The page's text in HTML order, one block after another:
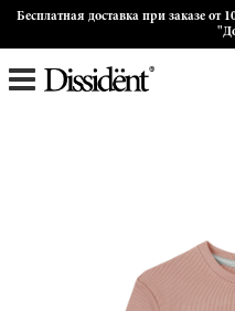
Бесплатная доставка при заказе от